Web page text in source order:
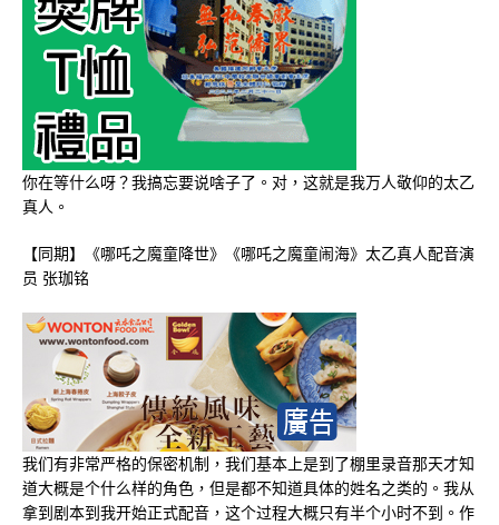
你在等什么呀？我搞忘要说啥子了。对，这就是我万人敬仰的太乙
真人。
【同期】《哪吒之魔童降世》《哪吒之魔童闹海》太乙真人配音演
员 张珈铭
我们有非常严格的保密机制，我们基本上是到了棚里录音那天才知
道大概是个什么样的角色，但是都不知道具体的姓名之类的。我从
拿到剧本到我开始正式配音，这个过程大概只有半个小时不到。作